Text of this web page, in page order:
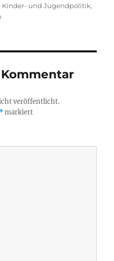
Kategorien
Kinder- und Jugendpolitik,
veröffentlicht.
*markiert